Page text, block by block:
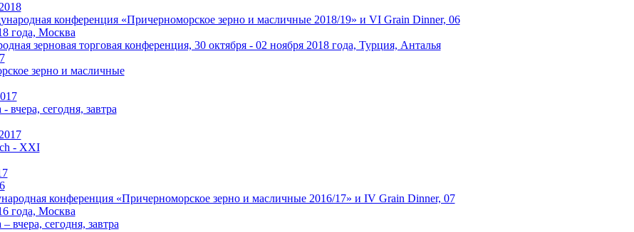
конференция «Причерноморское зерно и масличные 2018/19» и VI Grain Dinner, 06
года, Москва
зерновая торговая конференция, 30 октября - 02 ноября 2018 года, Турция, Анталья
зерно и масличные
вчера, сегодня, завтра
- XXI
конференция «Причерноморское зерно и масличные 2016/17» и IV Grain Dinner, 07
года, Москва
– вчера, сегодня, завтра